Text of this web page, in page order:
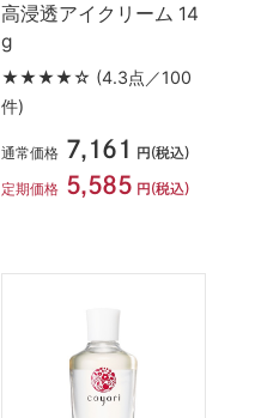
高浸透アイクリーム 14
g
★★★★☆ (4.3点／100
件)
通常価格 7,161 円(税込)
定期価格 5,585 円(税込)